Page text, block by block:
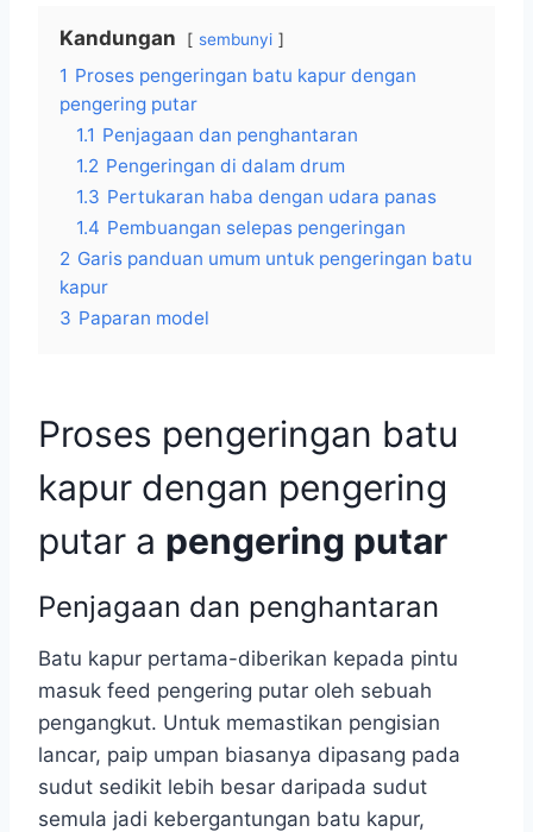
Kandungan sembunyi
1 Proses pengeringan batu kapur dengan
pengering putar
1.1 Penjagaan dan penghantaran
1.2 Pengeringan di dalam drum
1.3 Pertukaran haba dengan udara panas
1.4 Pembuangan selepas pengeringan
2 Garis panduan umum untuk pengeringan batu
kapur
3 Paparan model
Proses pengeringan batu
kapur dengan pengering
putar a pengering putar
Penjagaan dan penghantaran
Batu kapur pertama-diberikan kepada pintu
masuk feed pengering putar oleh sebuah
pengangkut. Untuk memastikan pengisian
lancar, paip umpan biasanya dipasang pada
sudut sedikit lebih besar daripada sudut
semula jadi kebergantungan batu kapur,